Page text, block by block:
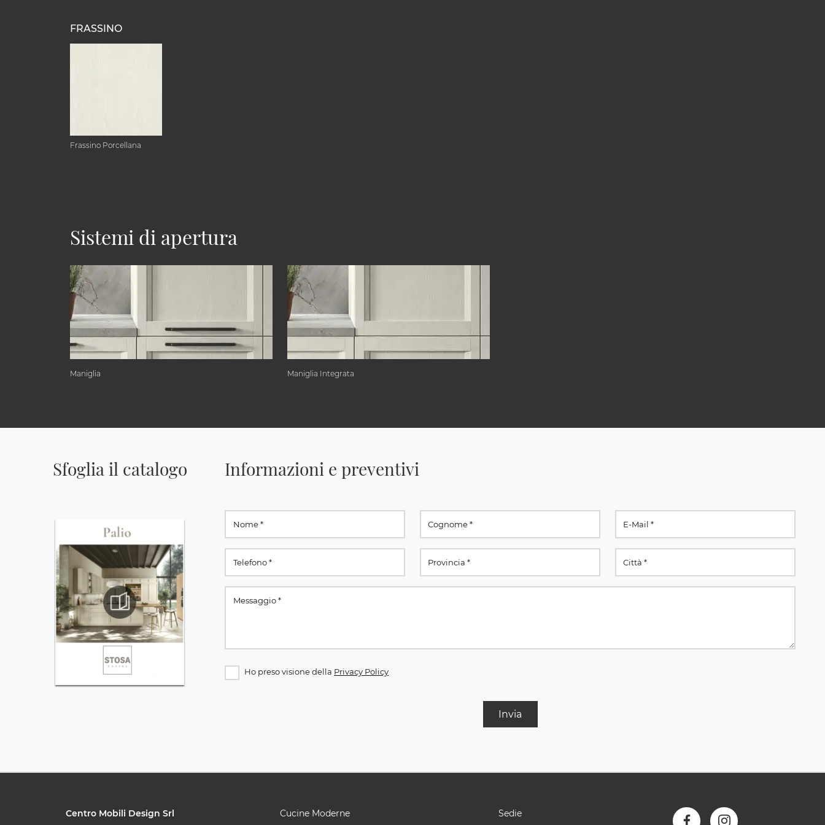
FRASSINO
Frassino Porcellana
Sistemi di apertura
Maniglia Maniglia Integrata
Sfoglia il catalogo Informazioni e preventivi
Ho preso visione della Privacy Policy
Invia
Centro Mobili Design Srl Cucine Moderne Sedie